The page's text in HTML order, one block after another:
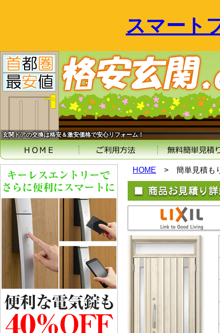
スマート
玄関ドアの交換は格安＆激安価格で安心リフォーム！
HOME > 簡単見積